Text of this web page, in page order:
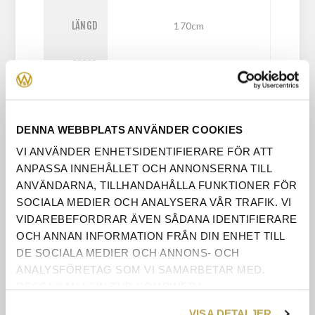
DENNA WEBBPLATS ANVÄNDER COOKIES
VI ANVÄNDER ENHETSIDENTIFIERARE FÖR ATT
ANPASSA INNEHÅLLET OCH ANNONSERNA TILL
ANVÄNDARNA, TILLHANDAHÅLLA FUNKTIONER FÖR
SOCIALA MEDIER OCH ANALYSERA VÅR TRAFIK. VI
VIDAREBEFORDRAR ÄVEN SÅDANA IDENTIFIERARE
OCH ANNAN INFORMATION FRÅN DIN ENHET TILL
DE SOCIALA MEDIER OCH ANNONS- OCH
ANALYSFÖRETAG SOM VI SAMARBETAR MED.
LÄNGD 170cm
BREDD
BUTIKEN
LEVERERAS
SOM
Omonterad